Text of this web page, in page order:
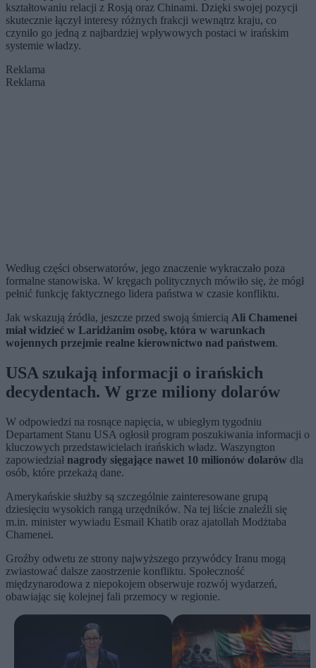
kształtowaniu relacji z Rosją oraz Chinami. Dzięki swojej pozycji
skutecznie łączył interesy różnych frakcji wewnątrz kraju, co
czyniło go jedną z najbardziej wpływowych postaci w irańskim
systemie władzy.
Reklama
Reklama
Według części obserwatorów, jego znaczenie wykraczało poza
formalne stanowiska. W kręgach politycznych mówiło się, że mógł
pełnić funkcję faktycznego lidera państwa w czasie konfliktu.
Jak wskazują źródła, jeszcze przed swoją śmiercią Ali Chamenei
miał widzieć w Laridżanim osobę, która w warunkach
wojennych przejmie realne kierownictwo nad państwem.
USA szukają informacji o irańskich
decydentach. W grze miliony dolarów
W odpowiedzi na rosnące napięcia, w ubiegłym tygodniu
Departament Stanu USA ogłosił program poszukiwania informacji o
kluczowych przedstawicielach irańskich władz. Waszyngton
zapowiedział nagrody sięgające nawet 10 milionów dolarów dla
osób, które przekażą dane.
Amerykańskie służby są szczególnie zainteresowane grupą
dziesięciu wysokich rangą urzędników. Na tej liście znaleźli się
m.in. minister wywiadu Esmail Khatib oraz ajatollah Modżtaba
Chamenei.
Groźby odwetu ze strony najwyższego przywódcy Iranu mogą
zwiastować dalsze zaostrzenie konfliktu. Społeczność
międzynarodowa z niepokojem obserwuje rozwój wydarzeń,
obawiając się kolejnej fali przemocy w regionie.